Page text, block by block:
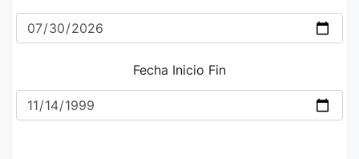
Fecha Inicio Fin